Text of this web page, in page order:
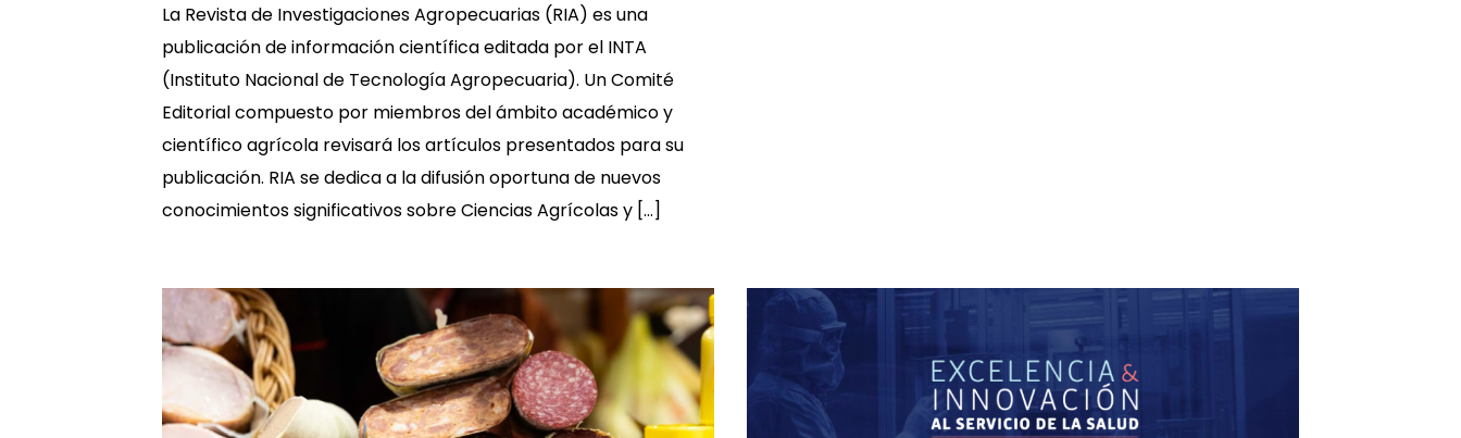
La Revista de Investigaciones Agropecuarias (RIA) es una
publicación de información científica editada por el INTA
(Instituto Nacional de Tecnología Agropecuaria). Un Comité
Editorial compuesto por miembros del ámbito académico y
científico agrícola revisará los artículos presentados para su
publicación. RIA se dedica a la difusión oportuna de nuevos
conocimientos significativos sobre Ciencias Agrícolas y […]